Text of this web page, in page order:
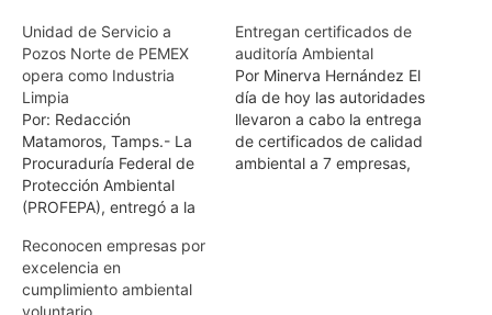
Unidad de Servicio a
Pozos Norte de PEMEX
opera como Industria
Limpia
Por: Redacción
Matamoros, Tamps.- La
Procuraduría Federal de
Protección Ambiental
(PROFEPA), entregó a la
Pozos Norte (USPN) de
Petróleos Mexicanos, la
certificación de Industria
Entregan certificados de
auditoría Ambiental
Por Minerva Hernández El
día de hoy las autoridades
llevaron a cabo la entrega
de certificados de calidad
ambiental a 7 empresas,
Reconocen empresas por
excelencia en
cumplimiento ambiental
voluntario